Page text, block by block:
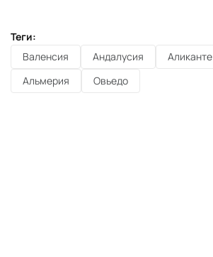
Теги:
Валенсия
Андалусия Аликанте
Альмерия
Овьедо